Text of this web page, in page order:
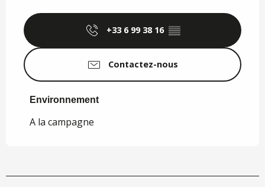
+33 6 99 38 16 ▒▒
Contactez-nous
Environnement
Environnement
A la campagne